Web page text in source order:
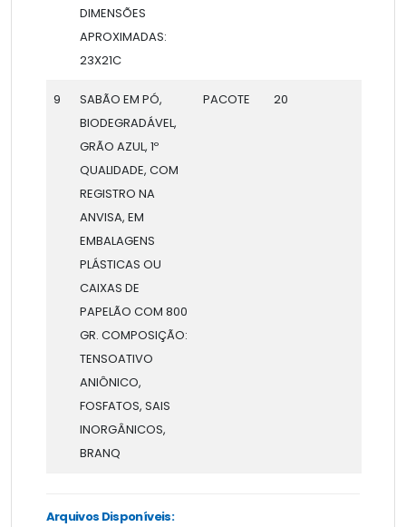
DIMENSÕES
APROXIMADAS:
23X21C
9
SABÃO EM PÓ,
BIODEGRADÁVEL,
GRÃO AZUL, 1º
QUALIDADE, COM
REGISTRO NA
ANVISA, EM
EMBALAGENS
PLÁSTICAS OU
CAIXAS DE
PAPELÃO COM 800
GR. COMPOSIÇÃO:
TENSOATIVO
ANIÔNICO,
FOSFATOS, SAIS
INORGÂNICOS,
BRANQ
PACOTE 20
Arquivos Disponíveis: